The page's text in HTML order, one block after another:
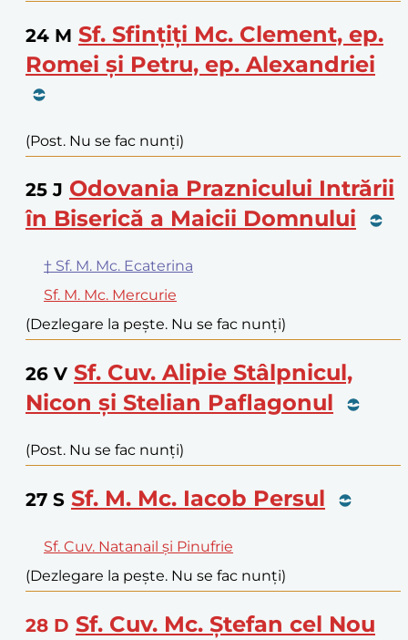
24 M Sf. Sfințiți Mc. Clement, ep.
Romei și Petru, ep. Alexandriei
(Post. Nu se fac nunți)
25 J Odovania Praznicului Intrării
în Biserică a Maicii Domnului
† Sf. M. Mc. Ecaterina
Sf. M. Mc. Mercurie
(Dezlegare la pește. Nu se fac nunți)
26 V Sf. Cuv. Alipie Stâlpnicul,
Nicon și Stelian Paflagonul
(Post. Nu se fac nunți)
27 S Sf. M. Mc. Iacob Persul
Sf. Cuv. Natanail și Pinufrie
(Dezlegare la pește. Nu se fac nunți)
28 D Sf. Cuv. Mc. Ștefan cel Nou